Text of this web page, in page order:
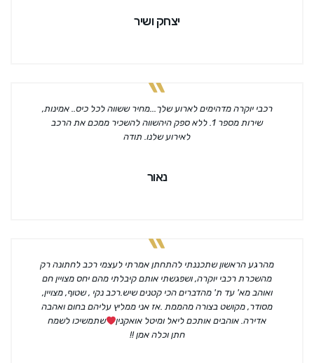
יצחק ושיר
רכבי יוקרה מדהימים לארוע שלך...מחיר ששווה לכל כיס.. אמינות,
שירות מספר 1. ללא ספק היהשווה להשכיר ממכם את הרכב
לאירוע שלנו. תודה
נאור
מהרגע הראשון שתכננתי להתחתן אמרתי לעצמי רכב לחתונה רק
מהשכרת רכבי יוקרה, ושפגשתי אותם קיבלתי מהם יחס מצויין חם
ואוהב מא' עד ת' מהדברים הכי קטנים שיש.רכב נקי , שטוף, מצויין,
מסודר, מקושט בצורה מהממת .אז אני ממליץ עליהם בחום ואהבה
אדירה. אוהבים אותכם ליאל ומיטל אואקנין
שתמשיכו לשמח
חתן וכלה אמן !!